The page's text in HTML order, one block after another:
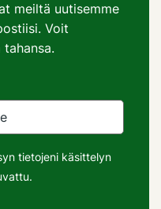
meiltä uutisemme
Voit
tietojeni käsittelyn